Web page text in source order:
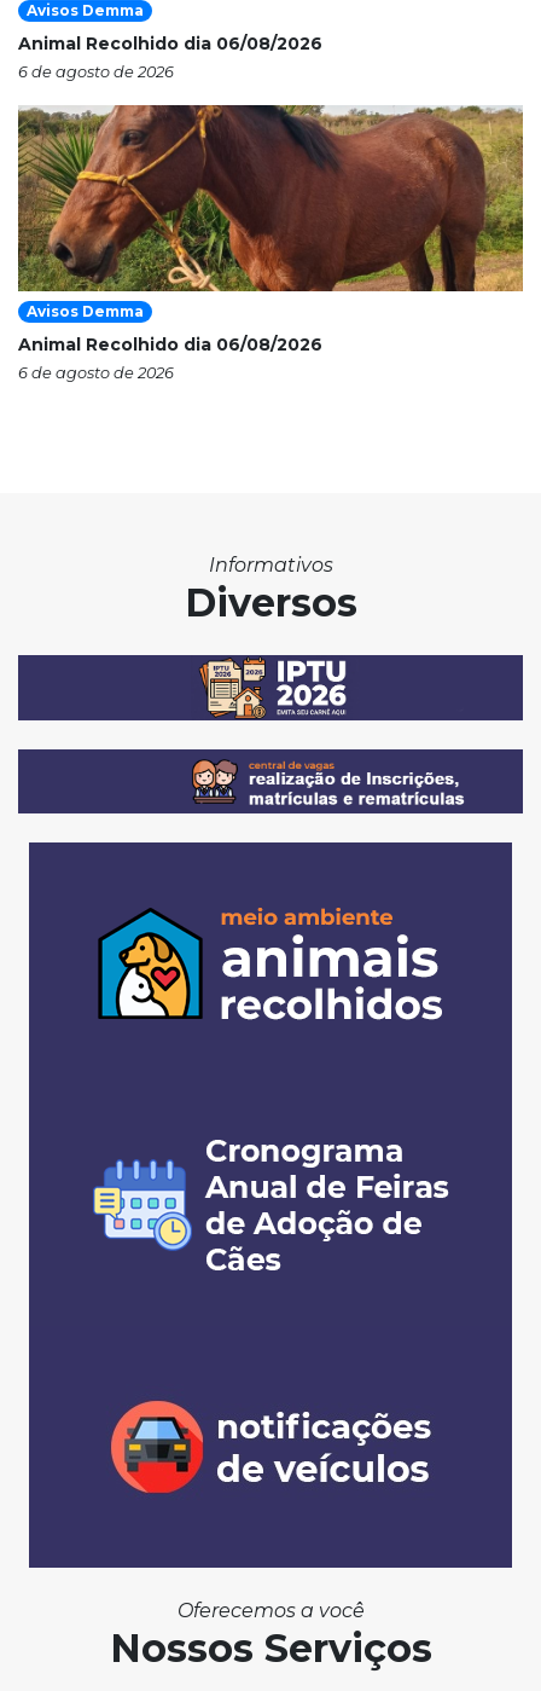
Avisos Demma
Animal Recolhido dia 06/08/2026
6 de agosto de 2026
Avisos Demma
Animal Recolhido dia 06/08/2026
6 de agosto de 2026
Informativos
Diversos
Oferecemos a você
Nossos Serviços